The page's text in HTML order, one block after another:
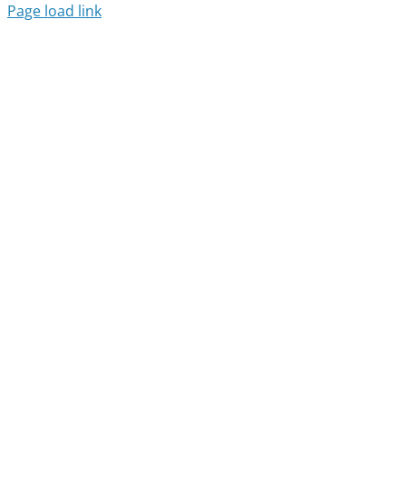
Page load link